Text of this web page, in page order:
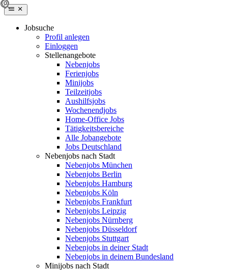
Jobsuche
Profil anlegen
Einloggen
Stellenangebote
Nebenjobs
Ferienjobs
Minijobs
Teilzeitjobs
Aushilfsjobs
Wochenendjobs
Home-Office Jobs
Tätigkeitsbereiche
Alle Jobangebote
Jobs Deutschland
Nebenjobs nach Stadt
Nebenjobs München
Nebenjobs Berlin
Nebenjobs Hamburg
Nebenjobs Köln
Nebenjobs Frankfurt
Nebenjobs Leipzig
Nebenjobs Nürnberg
Nebenjobs Düsseldorf
Nebenjobs Stuttgart
Nebenjobs in deiner Stadt
Nebenjobs in deinem Bundesland
Minijobs nach Stadt